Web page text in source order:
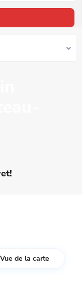
Vue de la carte